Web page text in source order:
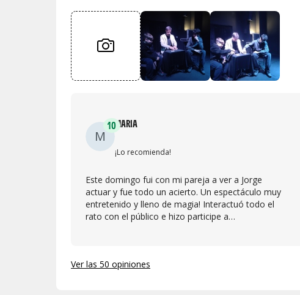
M
10MARIA
¡Lo recomienda!
Este domingo fui con mi pareja a ver a Jorge
actuar y fue todo un acierto. Un espectáculo muy
entretenido y lleno de magia! Interactuó todo el
rato con el público e hizo participe a
Ver las 50 opiniones